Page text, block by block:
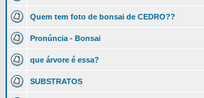
Quem tem foto de bonsai de CEDRO??
Pronúncia - Bonsai
que árvore é essa?
SUBSTRATOS